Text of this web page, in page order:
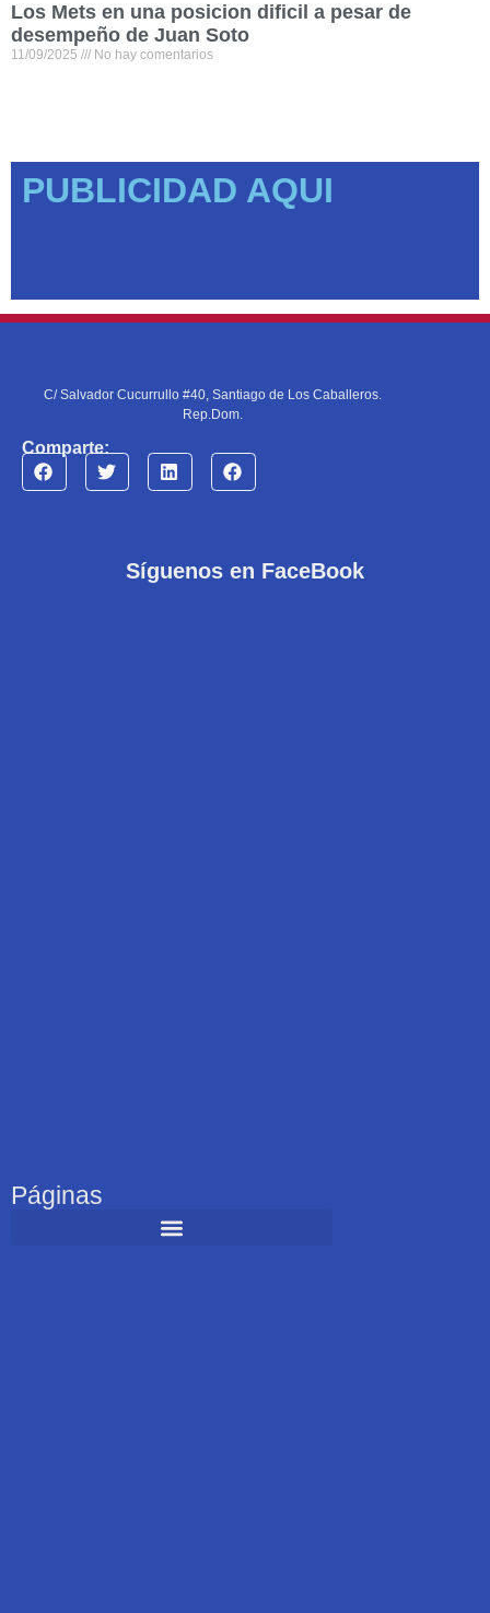
Los Mets en una posicion dificil a pesar de
desempeño de Juan Soto
11/09/2025 No hay comentarios
PUBLICIDAD AQUI
C/ Salvador Cucurrullo #40, Santiago de Los Caballeros.
Rep.Dom.
Comparte:
Síguenos en FaceBook
Páginas